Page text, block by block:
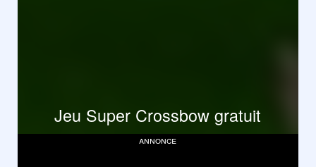
Jeu Super Crossbow gratuit
annonce